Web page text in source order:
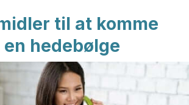
til at komme
hedebølge